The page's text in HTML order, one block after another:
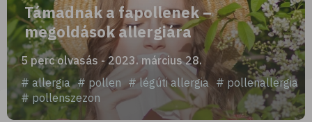
Támadnak a fapollenek –
megoldások allergiára
5 perc olvasás - 2023. március 28.
# allergia # pollen # légúti allergia # pollenallergia
# pollenszezon